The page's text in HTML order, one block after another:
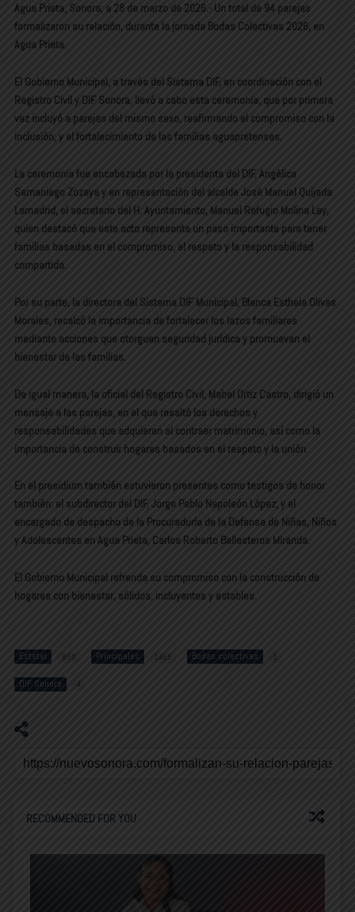
Agua Prieta, Sonora; a 28 de marzo de 2026.- Un total de 94 parejas
formalizaron su relación, durante la jornada Bodas Colectivas 2026, en
Agua Prieta.
El Gobierno Municipal, a través del Sistema DIF, en coordinación con el
Registro Civil y DIF Sonora, llevó a cabo esta ceremonia, que por primera
vez incluyó a parejas del mismo sexo, reafirmando el compromiso con la
inclusión, y el fortalecimiento de las familias aguapretenses.
La ceremonia fue encabezada por la presidenta del DIF, Angélica
Samaniego Zozaya y en representación del alcalde José Manuel Quijada
Lamadrid, el secretario del H. Ayuntamiento, Manuel Refugio Molina Ley,
quien destacó que este acto representa un paso importante para tener
familias basadas en el compromiso, el respeto y la responsabilidad
compartida.
Por su parte, la directora del Sistema DIF Municipal, Blanca Esthela Olivas
Morales, recalcó la importancia de fortalecer los lazos familiares
mediante acciones que otorguen seguridad jurídica y promuevan el
bienestar de las familias.
De igual manera, la oficial del Registro Civil, Mabel Ortiz Castro, dirigió un
mensaje a las parejas, en el que resaltó los derechos y
responsabilidades que adquieren al contraer matrimonio, así como la
importancia de construir hogares basados en el respeto y la unión.
En el presidium también estuvieron presentes como testigos de honor
también: el subdirector del DIF, Jorge Pablo Napoleón López; y el
encargado de despacho de la Procuraduría de la Defensa de Niñas, Niños
y Adolescentes en Agua Prieta, Carlos Roberto Ballesteros Miranda.
El Gobierno Municipal refrenda su compromiso con la construcción de
hogares con bienestar, sólidos, incluyentes y estables.
Estatal 800 Principales 1485 Bodas colectivas 1
DIF Sonora 4
RECOMMENDED FOR YOU